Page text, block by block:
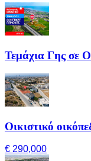
Τεμάχια Γης σε
Οικιστικό
€ 290,000